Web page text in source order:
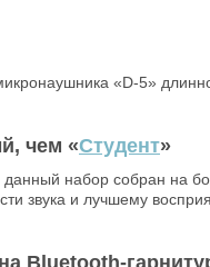
«D-5»
чем «Студент»
данный набор собран на
звука и лучшему
Bluetooth-